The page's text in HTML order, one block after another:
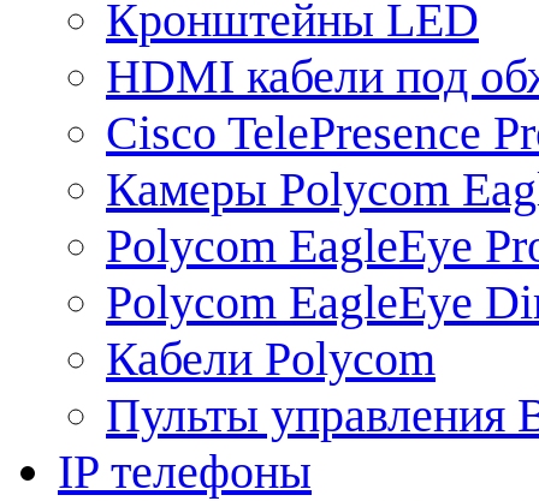
Кронштейны LED
HDMI кабели под
Cisco TelePresence
Камеры Polycom
Polycom EagleEye
Polycom EagleEye
Кабели Polycom
Пульты управления
IP телефоны